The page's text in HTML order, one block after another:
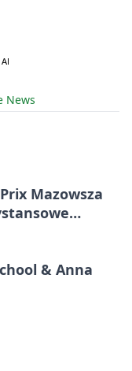
News
Mazowsza
& Anna